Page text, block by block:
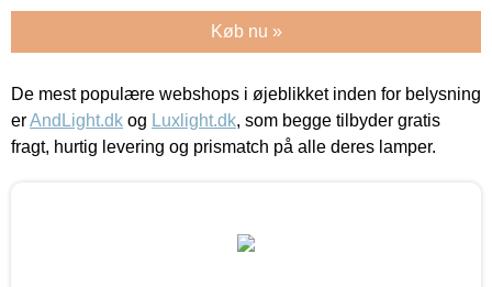
Køb nu »
De mest populære webshops i øjeblikket inden for belysning
erAndLight.dk og Luxlight.dk, som begge tilbyder gratis
fragt, hurtig levering og prismatch på alle deres lamper.